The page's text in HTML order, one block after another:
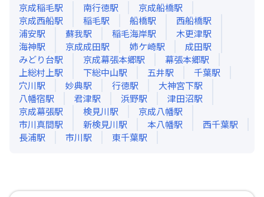
京成稲毛駅 南行徳駅 京成船橋駅
京成西船駅 稲毛駅 船橋駅 西船橋駅
浦安駅 蘇我駅 稲毛海岸駅 木更津駅
海神駅 京成成田駅 姉ケ崎駅 成田駅
みどり台駅 京成幕張本郷駅 幕張本郷駅
上総村上駅 下総中山駅 五井駅 千葉駅
穴川駅 妙典駅 行徳駅 大神宮下駅
八幡宿駅 君津駅 浜野駅 津田沼駅
京成幕張駅 検見川駅 京成八幡駅
市川真間駅 新検見川駅 本八幡駅 西千葉駅
長浦駅 市川駅 東千葉駅